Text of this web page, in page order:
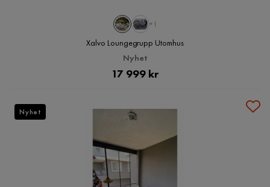
+1
Xalvo Loungegrupp Utomhus
Nyhet
Pris
17 999 kr
Nyhet